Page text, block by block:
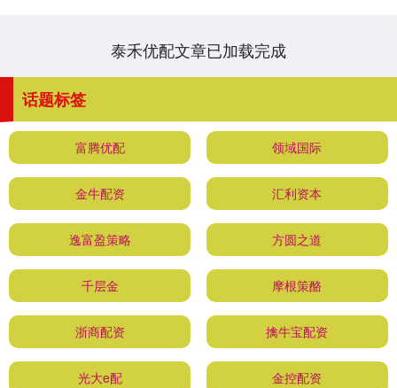
泰禾优配文章已加载完成
话题标签
富腾优配 领域国际
金牛配资 汇利资本
逸富盈策略 方圆之道
千层金 摩根策酪
浙商配资 擒牛宝配资
光大e配 金控配资